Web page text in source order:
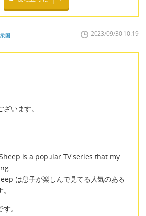
国 2023/09/30 10:19
います。
is a popular TV series that my
は息子が楽しんで見てる人気のある
。